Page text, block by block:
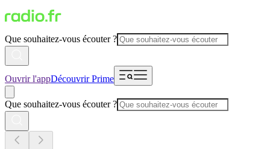
Que souhaitez-vous écouter ?
Ouvrir l'appDécouvrir Prime
Que souhaitez-vous écouter ?